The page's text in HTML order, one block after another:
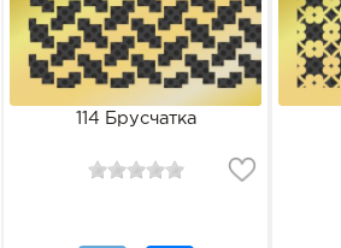
114 Брусчатка